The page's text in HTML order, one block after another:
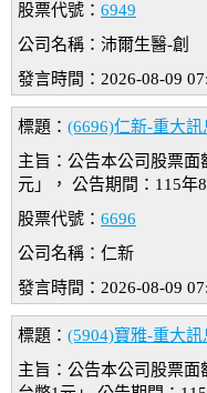
股票代號： 6949
公司名稱：沛爾生醫-創
發言時間：2026-08-09
標題： (6696)仁新-重大訊
主旨：公告本公司股票面
元」， 公告期間：115年
股票代號： 6696
公司名稱：仁新
發言時間：2026-08-09
標題： (5904)寶雅-重大訊
主旨：公告本公司股票